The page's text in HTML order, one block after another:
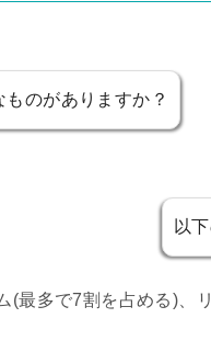
のがありますか？
以
(最多で7割を占める)、